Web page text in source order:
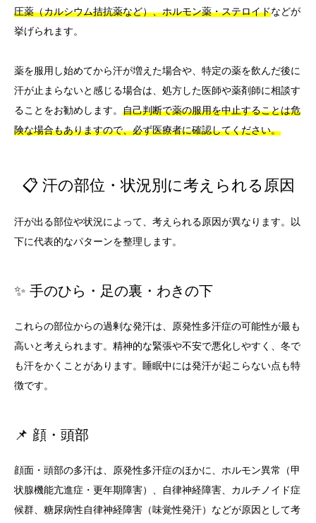
圧薬（カルシウム拮抗薬など）、ホルモン薬・ステロイドなどが
挙げられます。
薬を服用し始めてから汗が増えた場合や、特定の薬を飲んだ後に
汗が止まらないと感じる場合は、処方した医師や薬剤師に相談す
ることをお勧めします。 自己判断で薬の服用を中止することは危
険な場合もありますので、必ず医療者に確認してください。
📋 汗の部位・状況別に考えられる原因
汗が出る部位や状況によって、考えられる原因が異なります。以
下に代表的なパターンを整理します。
✨ 手のひら・足の裏・わきの下
これらの部位からの過剰な発汗は、原発性多汗症の可能性が最も
高いと考えられます。精神的な緊張や不安で悪化しやすく、冬で
も汗をかくことがあります。睡眠中には発汗が起こらない点も特
徴です。
📌 顔・頭部
顔面・頭部の多汗は、原発性多汗症のほかに、ホルモン異常（甲
状腺機能亢進症・更年期障害）、自律神経障害、カルチノイド症
候群、糖尿病性自律神経障害（味覚性発汗）などが原因として考